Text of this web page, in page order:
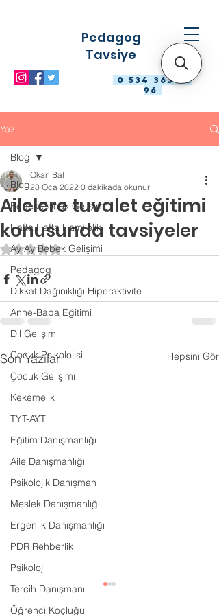
0 534 363 98
96
Pedagog
Tavsiye
Yazı
Blog
Bebek Çocuk Gelişimi
Hafta Hafta Hamilelik
Ay Ay Bebek Gelişimi
Pedagog
Dikkat Dağınıklığı Hiperaktivite
Anne-Baba Eğitimi
Dil Gelişimi
Çocuk Psikolojisi
Çocuk Gelişimi
Kekemelik
TYT-AYT
Eğitim Danışmanlığı
Aile Danışmanlığı
Psikolojik Danışman
Meslek Danışmanlığı
Ergenlik Danışmanlığı
PDR Rehberlik
Psikoloji
Tercih Danışmanı
Öğrenci Koçluğu
Blog
Ailelere tuvalet eğitimi
konusunda tavsiyeler
Okan Bal
28 Oca 2022 0 dakikada okunur
5 üzerinden NaN yıldız
Son Yazılar Hepsini Gör